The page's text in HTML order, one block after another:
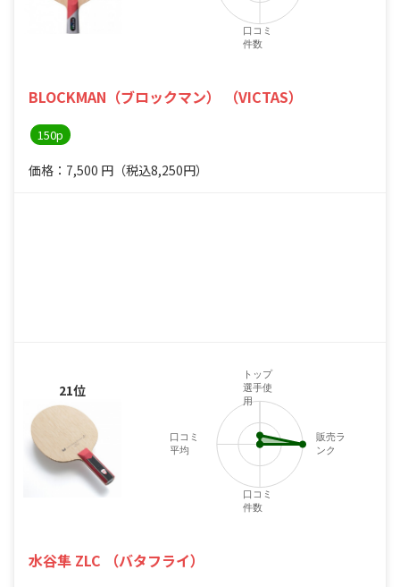
BLOCKMAN（ブロックマン） （VICTAS）
150p
価格：7,500 円 （税込8,250円）
口コミ
件数
21位
水谷隼 ZLC （バタフライ）
トップ
選手使
用
販売ラ
ンク
口コミ
件数
口コミ
平均